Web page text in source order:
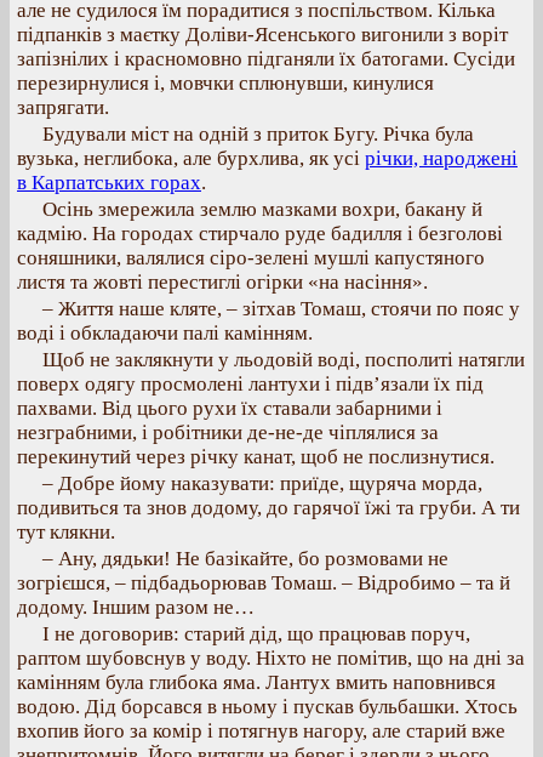
але не судилося їм порадитися з поспільством. Кілька
підпанків з маєтку Доліви-Ясенського вигонили з воріт
запізнілих і красномовно підганяли їх батогами. Сусіди
перезирнулися і, мовчки сплюнувши, кинулися
запрягати.
Будували міст на одній з приток Бугу. Річка була
вузька, неглибока, але бурхлива, як усі річки, народжені
в Карпатських горах.
Осінь змережила землю мазками вохри, бакану й
кадмію. На городах стирчало руде бадилля і безголові
соняшники, валялися сіро-зелені мушлі капустяного
листя та жовті перестиглі огірки «на насіння».
– Життя наше кляте, – зітхав Томаш, стоячи по пояс у
воді і обкладаючи палі камінням.
Щоб не заклякнути у льодовій воді, посполиті натягли
поверх одягу просмолені лантухи і підв’язали їх під
пахвами. Від цього рухи їх ставали забарними і
незграбними, і робітники де-не-де чіплялися за
перекинутий через річку канат, щоб не послизнутися.
– Добре йому наказувати: приїде, щуряча морда,
подивиться та знов додому, до гарячої їжі та груби. А ти
тут клякни.
– Ану, дядьки! Не базікайте, бо розмовами не
зогрієшся, – підбадьорював Томаш. – Відробимо – та й
додому. Іншим разом не…
І не договорив: старий дід, що працював поруч,
раптом шубовснув у воду. Ніхто не помітив, що на дні за
камінням була глибока яма. Лантух вмить наповнився
водою. Дід борсався в ньому і пускав бульбашки. Хтось
вхопив його за комір і потягнув нагору, але старий вже